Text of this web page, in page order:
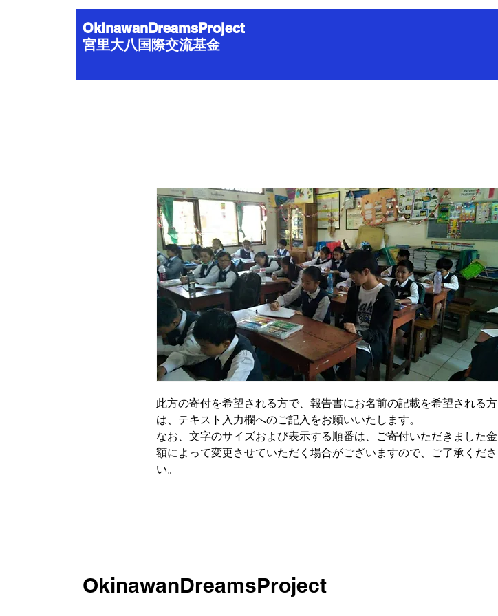
OkinawanDreamsProject
宮里大八国際交流基金
此方の寄付を希望される方で、報告書にお名前の記載を希望される方
は、テキスト入力欄へのご記入をお願いいたします。
なお、文字のサイズおよび表示する順番は、ご寄付いただきました金
額によって変更させていただく場合がございますので、ご了承くださ
い。
OkinawanDreamsProject